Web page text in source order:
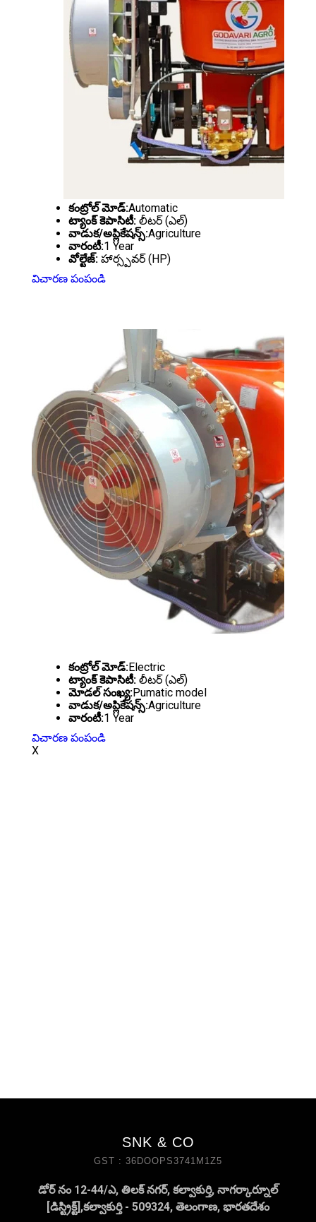
కంట్రోల్ మోడ్:Automatic
ట్యాంక్ కెపాసిటీ:లీటర్ (ఎల్)
వాడుక/అప్లికేషన్స్:Agriculture
వారంటీ:1 Year
వోల్టేజ్:హార్స్పవర్ (HP)
విచారణ పంపండి
కంట్రోల్ మోడ్:Electric
ట్యాంక్ కెపాసిటీ:లీటర్ (ఎల్)
మోడల్ సంఖ్య:Pumatic model
వాడుక/అప్లికేషన్స్:Agriculture
వారంటీ:1 Year
విచారణ పంపండి
X
SNK & CO
GST : 36DOOPS3741M1Z5
డోర్ నం 12-44/ఎ, తిలక్ నగర్, కల్వాకుర్తి, నాగర్కార్నూల్
[డిస్ట్రిక్ట్],కల్వాకుర్తి - 509324, తెలంగాణ, భారతదేశం